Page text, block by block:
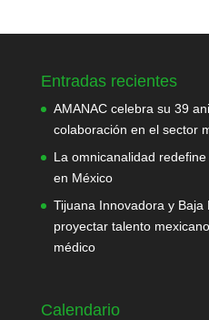
Entradas recientes
AMANAC celebra su 39
colaboración en el sector
La omnicanalidad
en México
Tijuana Innovadora y Baja
proyectar talento
médico
Calendario